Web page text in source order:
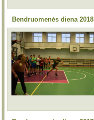
Bendruomenės diena 2018